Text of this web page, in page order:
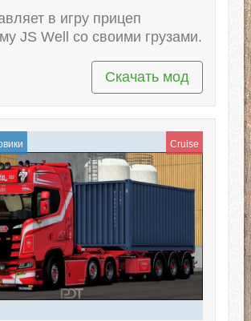
в игру прицеп
JS Well со своими грузами.
Скачать мод
Cruise